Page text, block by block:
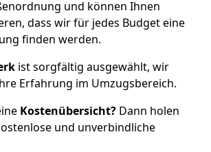
und können Ihnen
dass wir für jedes Budget eine
finden werden.
ist sorgfältig ausgewählt, wir
Erfahrung im Umzugsbereich.
Kostenübersicht? Dann holen
und unverbindliche